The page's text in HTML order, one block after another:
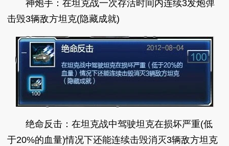
神炮手：在坦克战一次存活时间内连续3发炮弹
击毁3辆敌方坦克(隐藏成就)
绝命反击：在坦克战中驾驶坦克在损坏严重(低
于20%的血量)情况下还能连续击毁消灭3辆敌方坦克